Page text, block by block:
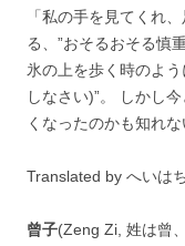
「私の手を見てくれ
る、”おそるおそる慎
氷の上を歩く時のよ
しなさい)”。 しかし
くなったのかも知れな
Translated by へいは
曾子(Zeng Zi, 姓は曾